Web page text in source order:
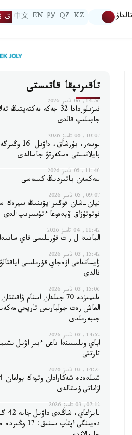
تالداۋ KZ
QZ
РУ
EN
中文 ق
تاقىرىپقا قاتىستى
14:56, 06 تامىز 2026
قىزىلوردادا 32 جەكە
جابىلىپ قالدى
10:07, 06 تامىز 2026
نوسەر، بۇرشاق،
بايلانىستى ەسكەرتۋ جاسالدى
11:40, 05 تامىز 2026
سەكسەن باتىردىڭ كىسەسى
09:07, 05 تامىز 2026
تيان-شان قوڭىر ايۋىنىڭ سيرەك
فوتوتۇزاق ۆيدەوعا ءتۇسىرىپ الدى
11:42, 04 تامىز 2026
الماتىدا ل ر ت قۇرىلىسى قاي
15:42, 03 تامىز 2026
زايسانداعى اۋەجاي قۇرىلىسى
قالدى
15:06, 03 تامىز 2026
ەلىمىزدە 70 جىلدان استام
العاش رەت جولبارىس تاريحي
جىبەرىلدى
14:52, 03 تامىز 2026
اباي وبلىسىندا تاعى ءبىر اۋىل
تارتتى
14:23, 03 تامىز 2026
ازاماتى ۇستالدى
07:12, 03 تامىز 2026
دەيىنگى اپتاپ